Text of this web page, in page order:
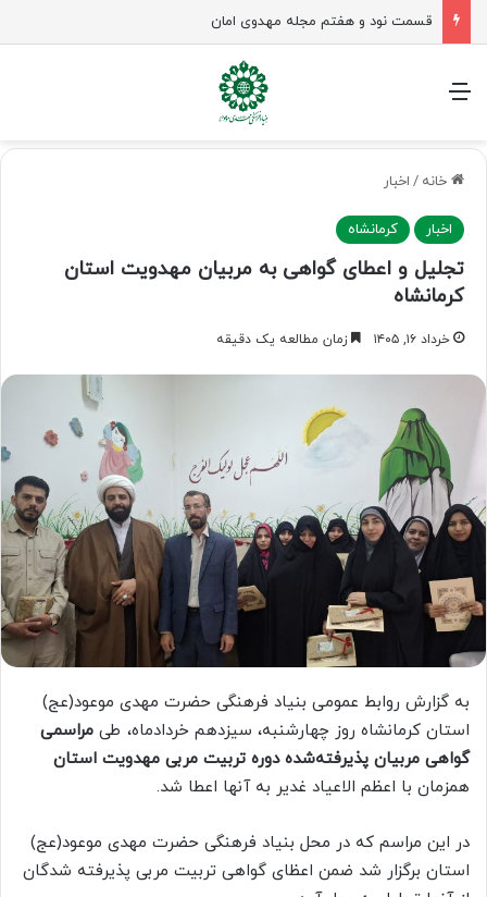
منو
خانه / اخبار
اخبار کرمانشاه
تجلیل و اعطای گواهی به مربیان مهدویت استان
کرمانشاه
خرداد ۱۶, ۱۴۰۵ زمان مطالعه یک دقیقه
به گزارش روابط عمومی بنیاد فرهنگی حضرت مهدی موعود(عج)
استان کرمانشاه روز چهارشنبه، سیزدهم خردادماه، طی مراسمی
گواهی مربیان پذیرفته‌شده دوره تربیت مربی مهدویت استان
همزمان با اعظم الاعیاد غدیر به آنها اعطا شد.
در این مراسم که در محل بنیاد فرهنگی حضرت مهدی موعود(عج)
استان برگزار شد ضمن اعظای گواهی تربیت مربی پذیرفته شدگان